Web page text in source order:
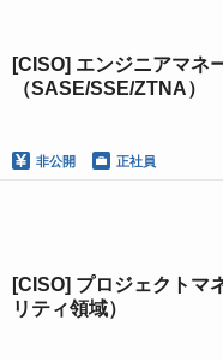
[CISO] エンジニアマネ
（SASE/SSE/ZTNA）
非公開 正社員
[CISO] プロジェクトマ
リティ領域）